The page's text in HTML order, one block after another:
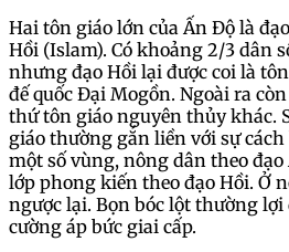
Hai tôn giáo lớn của Ấn Độ là
Hồi (Islam). Có khoảng 2/3 dân
nhưng đạo Hồi lại được coi là
đế quốc Đại Mogồn. Ngoài ra
thứ tôn giáo nguyên thủy khác.
giáo thường gắn liền với sự cách
một số vùng, nông dân theo
lớp phong kiến theo đạo Hồi. Ở
ngược lại. Bọn bóc lột thường
cường áp bức giai cấp.